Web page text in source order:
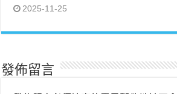
2025-11-25
發佈留言